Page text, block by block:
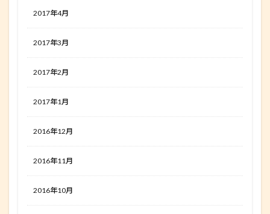
2017年4月
2017年3月
2017年2月
2017年1月
2016年12月
2016年11月
2016年10月